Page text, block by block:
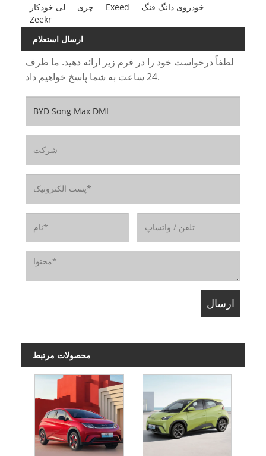
لی خودکار چری Exeed
خودروی دانگ فنگ
Zeekr
ارسال استعلام
لطفاً درخواست خود را در فرم زیر ارائه دهید. ما ظرف
24 ساعت به شما پاسخ خواهیم داد.
محصولات مرتبط